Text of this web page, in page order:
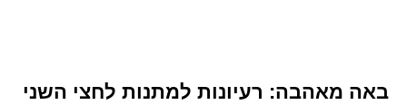
באה מאהבה: רעיונות למתנות לחצי השני